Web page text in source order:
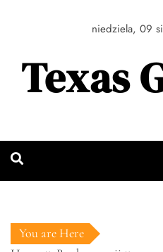
niedziela, 09
Texas
You are Here